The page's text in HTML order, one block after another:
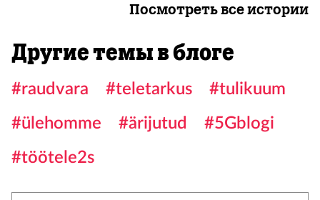
Посмотреть все истории
Другие темы в блоге
#raudvara #teletarkus
#tulikuum
#ülehomme
#ärijutud
#5Gblogi
#töötele2s